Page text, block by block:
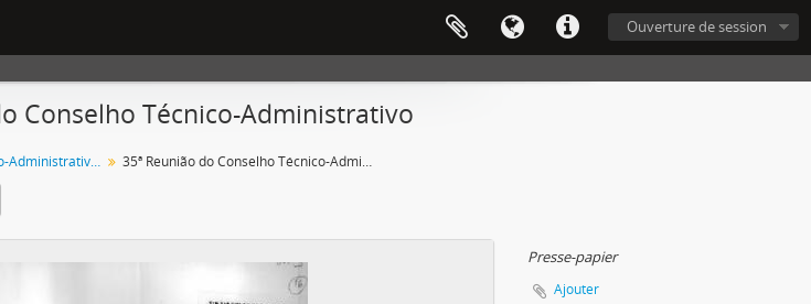
Ouverture de session
Conselho Técnico-Administrativo
Atas do Conselho Técnico-Administrativo (CTA) 1974-1981 35ª Reunião do Conselho Técnico-Administrativo
Presse-papier
Ajouter